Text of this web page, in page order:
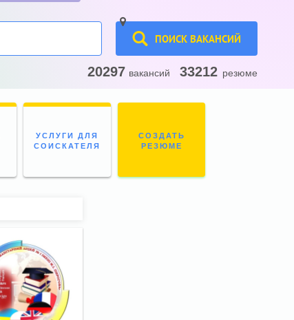
ПОИСК ВАКАНСИЙ
20297 вакансий 33212 резюме
УСЛУГИ ДЛЯ
СОИСКАТЕЛЯ
СОЗДАТЬ
РЕЗЮМЕ